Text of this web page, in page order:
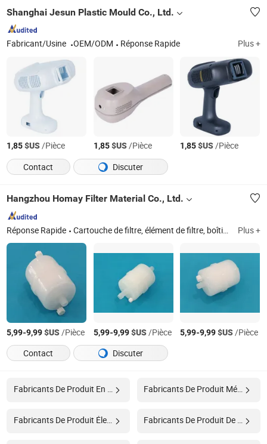
Shanghai Jesun Plastic Mould Co., Ltd.
Fabricant/Usine OEM/ODM Réponse Rapide Plus +
1,85$US/Pièce 1,85$US/Pièce 1,85$US/Pièce
Contact
Discuter
Hangzhou Homay Filter Material Co., Ltd.
Réponse Rapide Cartouche de filtre, élément de filtre, boîtier de filtre, système de filtre, filtre à eau, cartouche à eau, cartouche de filtre à eau, cartouche de filtre industriel, cartouche de filtre en PP, élément de filtre en PES Plus +
5,99-9,99$US/Pièce 5,99-9,99$US/Pièce 5,99-9,99$US/Pièce
Contact
Discuter
Fabricants De Produit Métallique
Fabricants De Produit Électrique